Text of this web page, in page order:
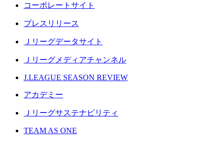
コーポレートサイト
プレスリリース
Ｊリーグデータサイト
Ｊリーグメディアチャンネル
J.LEAGUE SEASON REVIEW
アカデミー
Ｊリーグサステナビリティ
TEAM AS ONE